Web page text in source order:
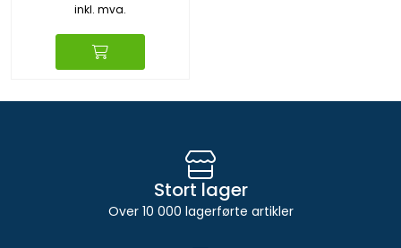
inkl. mva.
Stort lager
Over 10 000 lagerførte artikler